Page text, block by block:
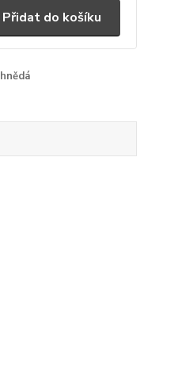
Přidat do košíku
hnědá